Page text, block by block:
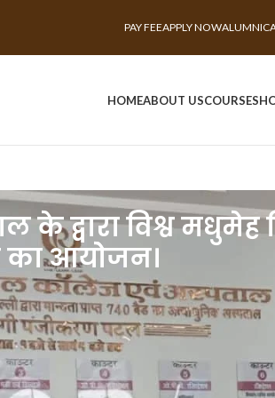
PAY FEEAPPLY NOWALUMNI
HOMEABOUT USCOURSES
के द्वारा विश्व
का आयोेजन।
मधुमेह दिवस के अवसर
स्थानों पर निःशुल्क जाँच शिविर का आयोजन राजश्री